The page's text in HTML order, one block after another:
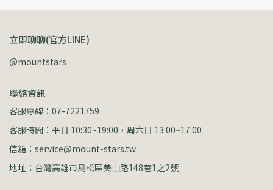
立即聊聊(官方LINE)
@mountstars
聯絡資訊
客服專線：07-7221759
客服時間：平日 10:30~19:00，周六日 13:00~17:00
信箱：service@mount-stars.tw
地址：台灣高雄市鳥松區美山路148巷1之2號